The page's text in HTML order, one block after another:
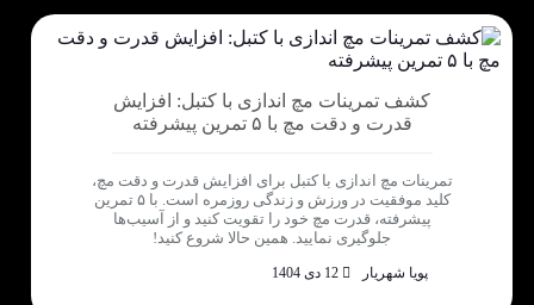
کشف تمرینات مچ اندازی با کتبل: افزایش
قدرت و دقت مچ با ۵ تمرین پیشرفته
تمرینات مچ اندازی با کتبل برای افزایش قدرت و دقت مچ،
کلید موفقیت در ورزش و زندگی روزمره است. با ۵ تمرین
پیشرفته، قدرت مچ خود را تقویت کنید و از آسیب‌ها
جلوگیری نمایید. همین حالا شروع کنید!
پویا شهریار